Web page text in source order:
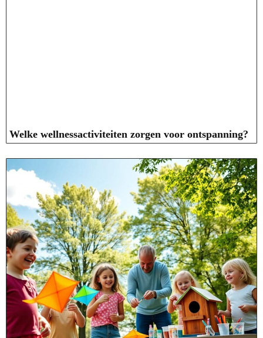
Welke wellnessactiviteiten zorgen voor ontspanning?